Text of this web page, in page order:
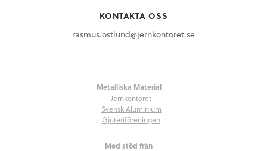
KONTAKTA OSS
rasmus.ostlund@jernkontoret.se
Metalliska Material
Jernkontoret
Svensk Aluminium
Gjuteriföreningen
Med stöd från